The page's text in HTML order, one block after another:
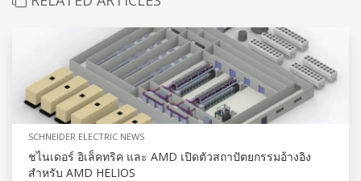
SCHNEIDER ELECTRIC NEWS
ชไนเดอร์ อิเล็คทริค และ AMD เปิดตัวสถาปัตยกรรมอ้างอิง
สำหรับ AMD HELIOS